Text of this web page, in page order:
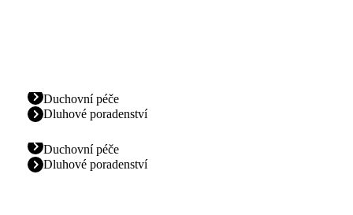
Duchovní péče
Dluhové poradenství
Duchovní péče
Dluhové poradenství